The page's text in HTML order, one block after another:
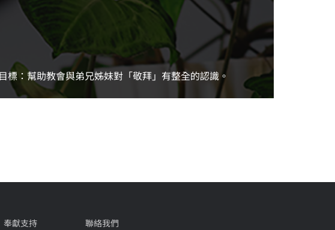
：幫助教會與弟兄姊妹對「敬拜」有整全的認識。
奉獻支持 聯絡我們